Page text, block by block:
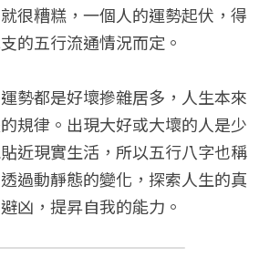
很糟糕，一個人的運勢起伏，得
的五行流通情況而定。
勢都是好壞摻雜居多，人生本來
規律。出現大好或大壞的人是少
近現實生活，所以五行八字也稱
過動靜態的變化，探索人生的真
凶，提昇自我的能力。